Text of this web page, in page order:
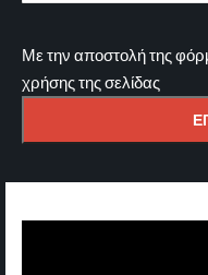
Με την αποστολή της
χρήσης της σελίδας